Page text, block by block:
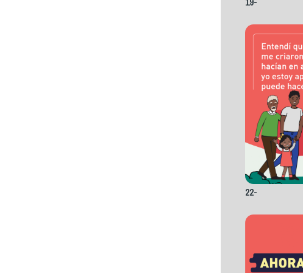
22-